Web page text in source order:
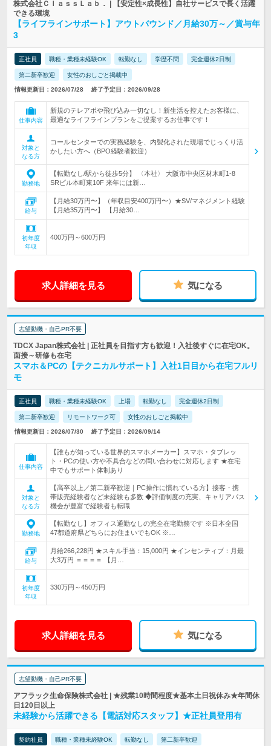
株式会社ＣｌａｓｓＬａｂ． | 【安定性×成長性】自社サービスで長く活躍
できる環境
【ライフラインサポート】アウトバウンド／月給30万～／賞与年
3
正社員 職種・業種未経験OK 転勤なし 学歴不問 完全週休2日制
第二新卒歓迎 女性のおしごと掲載中
情報更新日：2026/07/28 終了予定日：2026/09/28
仕事内容
新規のテレアポや飛び込み一切なし！新生活を控えたお客様に、
最適なライフラインプランをご提案するお仕事です！
対象と
なる方
コールセンターでの実務経験を、内製化された現場でじっくり活
かしたい方へ（BPO経験者歓迎）
勤務地
【転勤なし/駅から徒歩5分】 〈本社〉 大阪市中央区材木町1-8
SRビル本町東10F 来年には新…
給与
【月給30万円〜】（年収目安400万円〜）★SV/マネジメント経験
【月給35万円〜】 【月給30…
初年度
年収
400万円～600万円
求人詳細を見る 気になる
志望動機・自己PR不要
TDCX Japan株式会社 | 正社員を目指す方も歓迎！入社後すぐに在宅OK。
面接～研修も在宅
スマホ＆PCの【テクニカルサポート】入社1日目から在宅フルリ
モ
正社員 職種・業種未経験OK 上場 転勤なし 完全週休2日制
第二新卒歓迎 リモートワーク可 女性のおしごと掲載中
情報更新日：2026/07/30 終了予定日：2026/09/14
仕事内容
【誰もが知っている世界的スマホメーカー】スマホ・タブレッ
ト・PCの使い方や不具合などの問い合わせに対応します ★在宅
中でもサポート体制あり
対象と
なる方
【高卒以上／第二新卒歓迎｜PC操作に慣れている方】接客・携
帯販売経験者など未経験も多数 ◆評価制度の充実、キャリアパス
機会が豊富で経験者も転職
勤務地
【転勤なし】オフィス通勤なしの完全在宅勤務です ※日本全国
47都道府県どちらにお住まいでもOK ※…
給与
月給266,228円 ★スキル手当：15,000円 ★インセンティブ：月最
大3万円 ＝＝＝＝ 【月…
初年度
年収
330万円～450万円
求人詳細を見る 気になる
志望動機・自己PR不要
アフラック生命保険株式会社 | ★残業10時間程度★基本土日祝休み★年間休
日120日以上
未経験から活躍できる【電話対応スタッフ】★正社員登用有
契約社員 職種・業種未経験OK 転勤なし 第二新卒歓迎